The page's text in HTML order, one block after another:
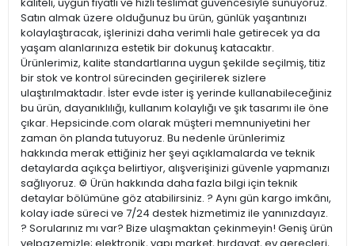
kaliteli, uygun fiyatlı ve hızlı teslimat güvencesiyle sunuyoruz.
Satın almak üzere olduğunuz bu ürün, günlük yaşantınızı
kolaylaştıracak, işlerinizi daha verimli hale getirecek ya da
yaşam alanlarınıza estetik bir dokunuş katacaktır.
Ürünlerimiz, kalite standartlarına uygun şekilde seçilmiş, titiz
bir stok ve kontrol sürecinden geçirilerek sizlere
ulaştırılmaktadır. İster evde ister iş yerinde kullanabileceğiniz
bu ürün, dayanıklılığı, kullanım kolaylığı ve şık tasarımı ile öne
çıkar. Hepsicinde.com olarak müşteri memnuniyetini her
zaman ön planda tutuyoruz. Bu nedenle ürünlerimiz
hakkında merak ettiğiniz her şeyi açıklamalarda ve teknik
detaylarda açıkça belirtiyor, alışverişinizi güvenle yapmanızı
sağlıyoruz. ⚙️ Ürün hakkında daha fazla bilgi için teknik
detaylar bölümüne göz atabilirsiniz. ? Aynı gün kargo imkânı,
kolay iade süreci ve 7/24 destek hizmetimiz ile yanınızdayız.
? Sorularınız mı var? Bize ulaşmaktan çekinmeyin! Geniş ürün